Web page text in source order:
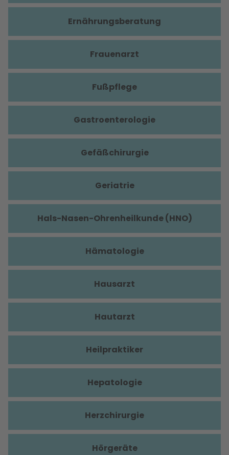
Ernährungsberatung
Frauenarzt
Fußpflege
Gastroenterologie
Gefäßchirurgie
Geriatrie
Hals-Nasen-Ohrenheilkunde (HNO)
Hämatologie
Hausarzt
Hautarzt
Heilpraktiker
Hepatologie
Herzchirurgie
Hörgeräte